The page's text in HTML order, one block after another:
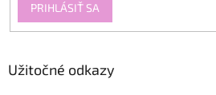
PRIHLÁSIŤ SA
Užitočné odkazy